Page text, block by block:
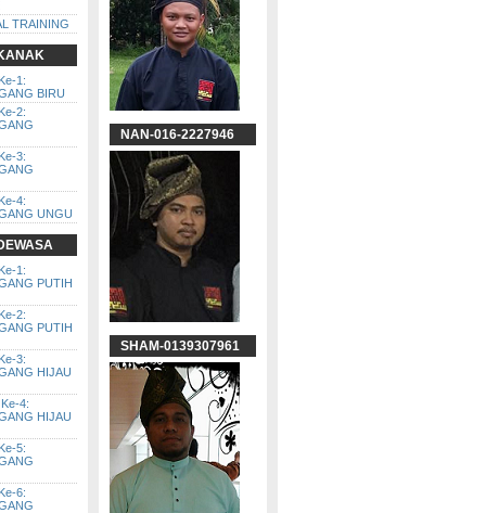
TRAINING
1:
BIRU
2:
3:
4:
UNGU
1:
PUTIH
2:
PUTIH
3:
HIJAU
4:
HIJAU
5:
6:
NAN-016-2227946
SHAM-0139307961